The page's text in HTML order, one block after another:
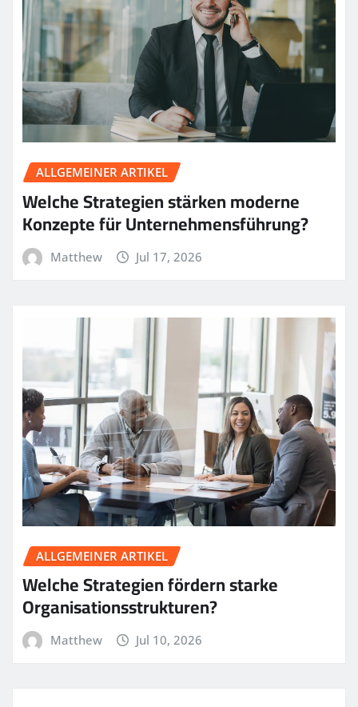
ALLGEMEINER ARTIKEL
Welche Strategien stärken moderne
Konzepte für Unternehmensführung?
Matthew Jul 17, 2026
ALLGEMEINER ARTIKEL
Welche Strategien fördern starke
Organisationsstrukturen?
Matthew Jul 10, 2026